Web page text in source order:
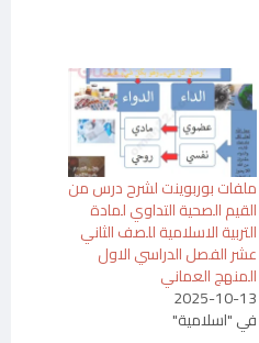
ملفات بوربوينت لشرح درس من
القيم الصحية التداوي لمادة
التربية الاسلامية للصف الثاني
عشر الفصل الدراسي الاول
المنهج العماني
2025-10-13
في "اسلامية"